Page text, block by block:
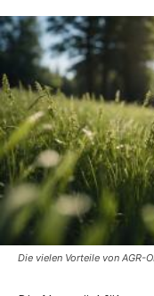
Die vielen Vorteile von AGR-